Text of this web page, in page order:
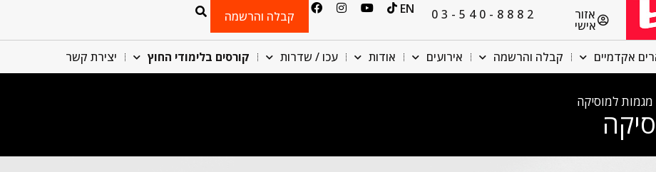
אזור
אישי
03-540-8882
EN קבלה והרשמה
אקדמיים קבלה והרשמה אירועים אודות עכו / שדרות קורסים בלימודי החוץ יצירת קשר
מגמות למוסיקה